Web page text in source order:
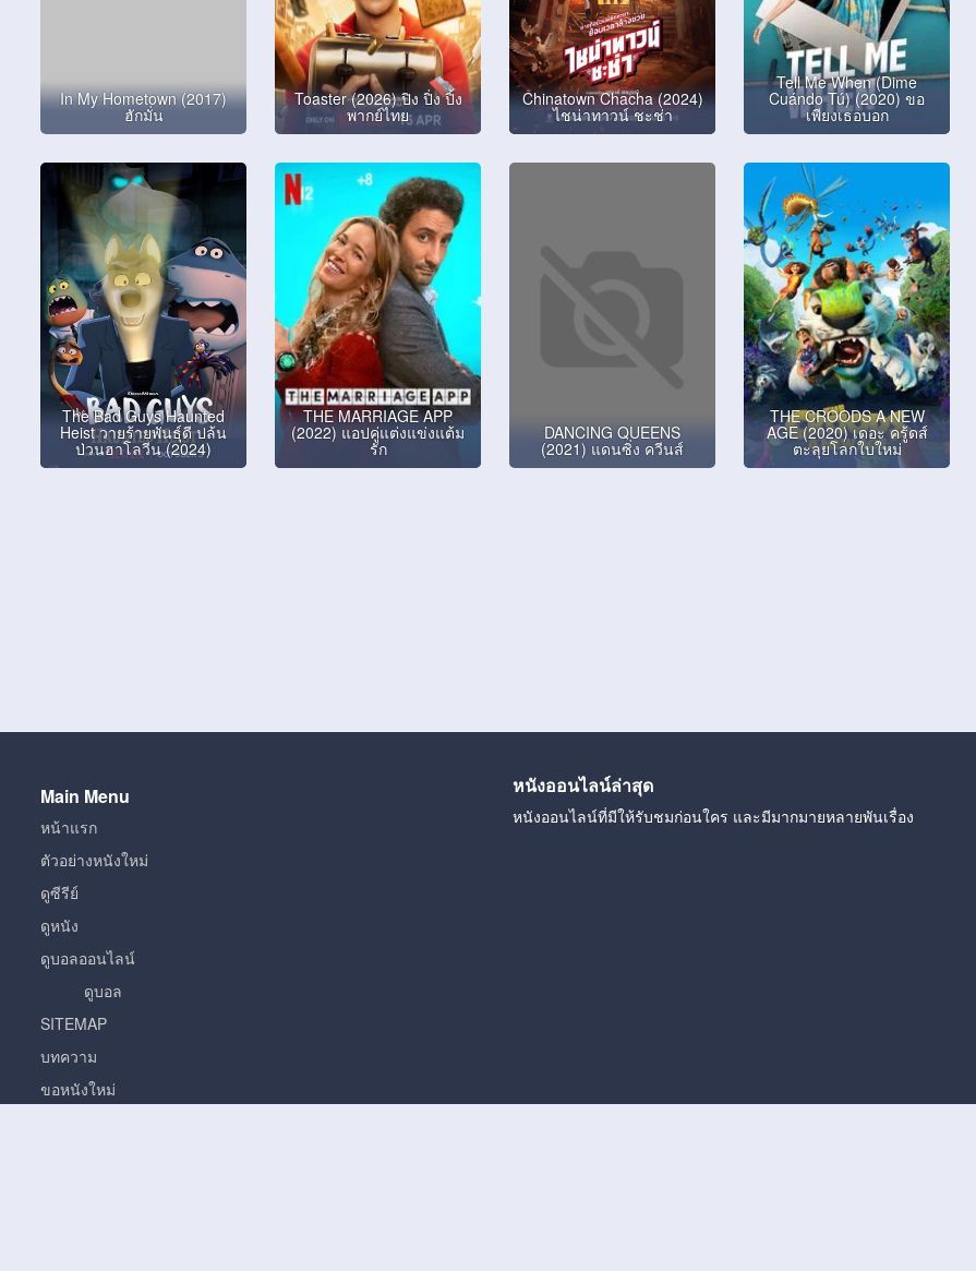
In My Hometown (2017)
ฮักมั่น
Toaster (2026) ปิง ปิ่ง ปิ้ง
พากย์ไทย
Chinatown Chacha (2024)
ไชน่าทาวน์ ชะช่า
Tell Me When (Dime
Cuándo Tú) (2020) ขอ
เพียงเธอบอก
The Bad Guys Haunted
Heist วายร้ายพันธุ์ดี ปล้น
ป่วนฮาโลวีน (2024)
THE MARRIAGE APP
(2022) แอปคู่แต่งแข่งแต้ม
รัก
DANCING QUEENS
(2021) แดนซิ่ง ควีนส์
THE CROODS A NEW
AGE (2020) เดอะ ครู้ดส์
ตะลุยโลกใบใหม่
Main Menu
หน้าแรก
ตัวอย่างหนังใหม่
ดูซีรีย์
ดูหนัง
ดูบอลออนไลน์
ดูบอล
SITEMAP
บทความ
ขอหนังใหม่
หนังออนไลน์ล่าสุด
หนังออนไลน์ที่มีให้รับชมก่อนใคร และมีมากมายหลายพันเรื่อง